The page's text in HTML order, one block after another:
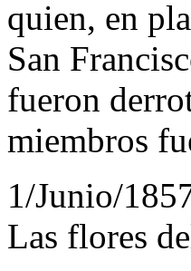
quien, en
San
fueron
miembros
1/Junio/
Las flores